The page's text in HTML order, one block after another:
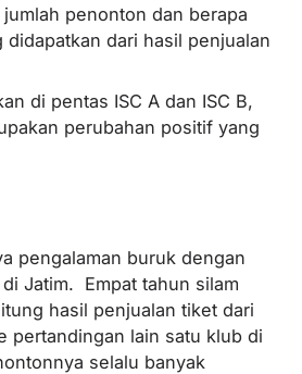
penonton dan berapa
dari hasil penjualan
di pentas ISC A dan ISC B,
perubahan positif yang
pengalaman buruk dengan
Jatim. Empat tahun silam
hasil penjualan tiket dari
pertandingan lain satu klub di
selalu banyak